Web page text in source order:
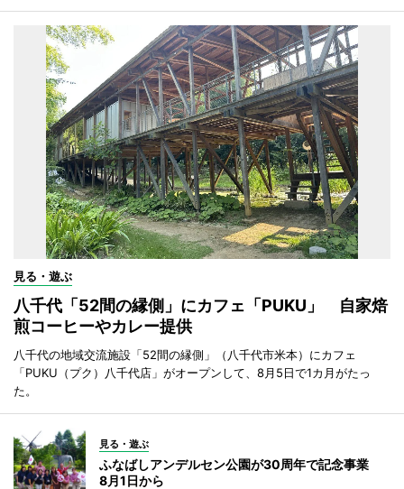
見る・遊ぶ
八千代「52間の縁側」にカフェ「PUKU」 自家焙
煎コーヒーやカレー提供
八千代の地域交流施設「52間の縁側」（八千代市米本）にカフェ
「PUKU（プク）八千代店」がオープンして、8月5日で1カ月がたっ
た。
見る・遊ぶ
ふなばしアンデルセン公園が30周年で記念事業
8月1日から